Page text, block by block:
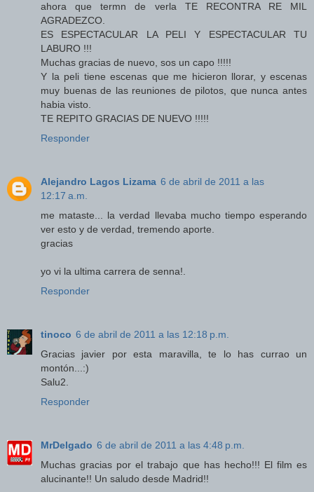
ahora que termn de verla TE RECONTRA RE MIL
AGRADEZCO.
ES ESPECTACULAR LA PELI Y ESPECTACULAR TU
LABURO !!!
Muchas gracias de nuevo, sos un capo !!!!!
Y la peli tiene escenas que me hicieron llorar, y escenas
muy buenas de las reuniones de pilotos, que nunca antes
habia visto.
TE REPITO GRACIAS DE NUEVO !!!!!
Responder
Alejandro Lagos Lizama 6 de abril de 2011 a las
12:17 a.m.
me mataste... la verdad llevaba mucho tiempo esperando
ver esto y de verdad, tremendo aporte.
gracias
yo vi la ultima carrera de senna!.
Responder
tinoco 6 de abril de 2011 a las 12:18 p.m.
Gracias javier por esta maravilla, te lo has currao un
montón...:)
Salu2.
Responder
MrDelgado 6 de abril de 2011 a las 4:48 p.m.
Muchas gracias por el trabajo que has hecho!!! El film es
alucinante!! Un saludo desde Madrid!!